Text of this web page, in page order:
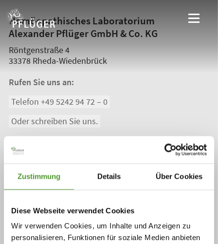
Zustimmung Details Über Cookies
Diese Webseite verwendet Cookies
Wir verwenden Cookies, um Inhalte und Anzeigen zu
personalisieren, Funktionen für soziale Medien anbieten
Homöopathisches Laboratorium
Alexander Pflüger GmbH & Co. KG
Röntgenstraße 4
33378 Rheda-Wiedenbrück
Rufen Sie uns an:
Telefon +49 5242 94 72 – 0
Oder schreiben Sie uns.